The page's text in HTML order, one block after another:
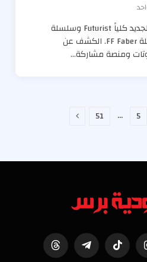
إطلاق الروبوت البشري الجديد كلياً Futurist وسلسلة
الروبوتات الصناعية المتنقلة FF Faber. الكشف عن
ومنصة مشاركة…
5
…
51 التالي
تيكتوك تيلقرام Threads